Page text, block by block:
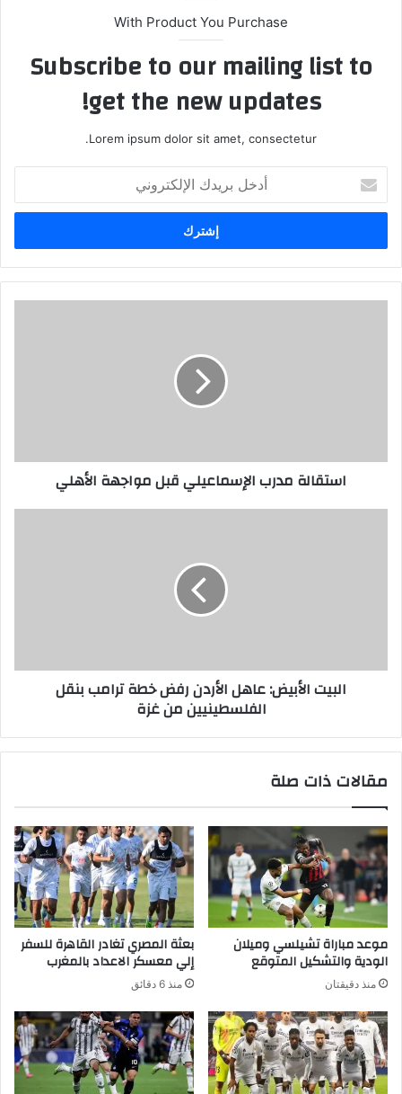
With Product You Purchase
Subscribe to our mailing list to
get the new updates!
Lorem ipsum dolor sit amet, consectetur.
بريدك
الإلكتروني
استقالة مدرب الإسماعيلي قبل مواجهة الأهلي
البيت الأبيض: عاهل الأردن رفض خطة ترامب بنقل
الفلسطينيين من غزة
مقالات ذات صلة
موعد مباراة تشيلسي وميلان
الودية والتشكيل المتوقع
منذ دقيقتان
بعثة المصري تغادر القاهرة للسفر
إلي معسكر الاعداد بالمغرب
منذ 6 دقائق